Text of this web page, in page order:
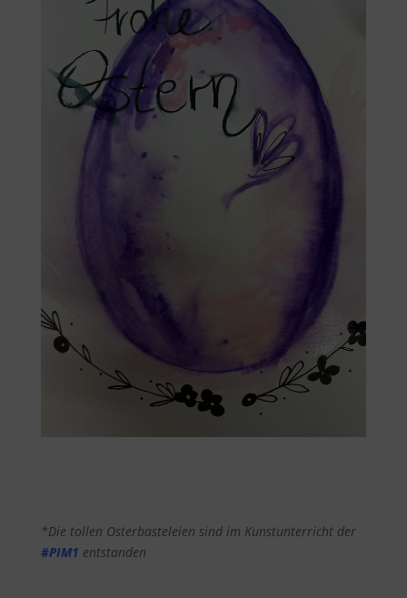
*Die tollen Osterbasteleien sind im Kunstunterricht der
#PIM1 entstanden